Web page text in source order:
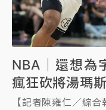
NBA｜還想為
瘋狂砍將湯瑪斯
【記者陳雍仁／綜